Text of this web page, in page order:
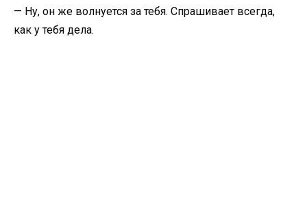
— Ну, он же волнуется за тебя. Спрашивает всегда,
как у тебя дела.